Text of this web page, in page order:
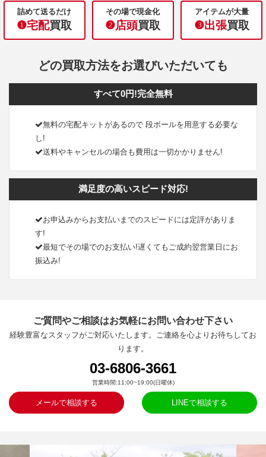
詰めて送るだけ
❶宅配買取
その場で現金化
❷店頭買取
アイテムが大量
❸出張買取
どの買取方法をお選びいただいても
すべて0円!完全無料
無料の宅配キットがあるので 段ボールを用意する必要な
し!
送料やキャンセルの場合も費用は一切かかりません!
満足度の高いスピード対応!
お申込みからお支払いまでのスピードには定評がありま
す!
最短でその場でのお支払い!遅くてもご成約翌営業日にお
振込み!
ご質問やご相談はお気軽にお問い合わせ下さい
経験豊富なスタッフがご対応いたします。ご連絡を心よりお待ちしてお
ります。
03-6806-3661
営業時間:11:00~19:00(日曜休)
メールで相談する LINEで相談する